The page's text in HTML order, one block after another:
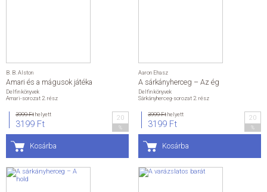
B. B. Alston
Amari és a mágusok játéka
Delfin könyvek
Amari-sorozat 2. rész
3999 Fthelyett
3199 Ft
20
Kosárba
Aaron Ehasz
A sárkányherceg – Az ég
Delfin könyvek
Sárkányherceg-sorozat 2. rész
3999 Fthelyett
3199 Ft
20
Kosárba